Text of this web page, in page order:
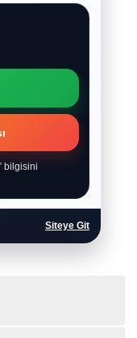
bilgisini
Siteye Git